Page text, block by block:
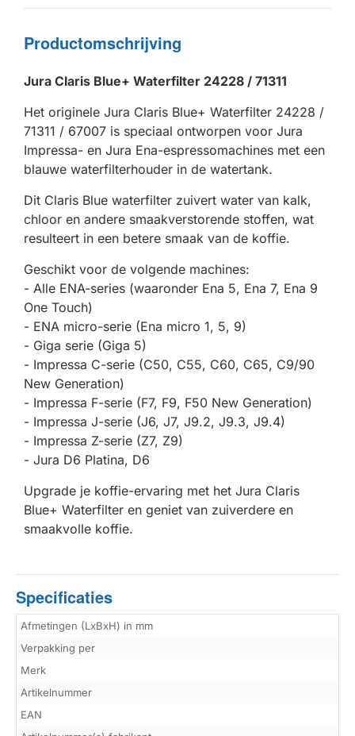
Productomschrijving
Jura Claris Blue+ Waterfilter 24228 / 71311
Het originele Jura Claris Blue+ Waterfilter 24228 /
71311 / 67007 is speciaal ontworpen voor Jura
Impressa- en Jura Ena-espressomachines met een
blauwe waterfilterhouder in de watertank.
Dit Claris Blue waterfilter zuivert water van kalk,
chloor en andere smaakverstorende stoffen, wat
resulteert in een betere smaak van de koffie.
Geschikt voor de volgende machines:
- Alle ENA-series (waaronder Ena 5, Ena 7, Ena 9
One Touch)
- ENA micro-serie (Ena micro 1, 5, 9)
- Giga serie (Giga 5)
- Impressa C-serie (C50, C55, C60, C65, C9/90
New Generation)
- Impressa F-serie (F7, F9, F50 New Generation)
- Impressa J-serie (J6, J7, J9.2, J9.3, J9.4)
- Impressa Z-serie (Z7, Z9)
- Jura D6 Platina, D6
Upgrade je koffie-ervaring met het Jura Claris
Blue+ Waterfilter en geniet van zuiverdere en
smaakvolle koffie.
Specificaties
Afmetingen (LxBxH) in mm
Verpakking per
Merk
Artikelnummer
EAN